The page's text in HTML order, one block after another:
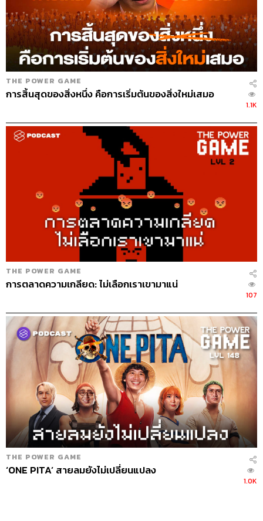
THE POWER GAME
การสิ้นสุดของสิ่งหนึ่ง คือการเริ่มต้นของสิ่งใหม่เสมอ
1.1K
THE POWER GAME
การตลาดความเกลียด: ไม่เลือกเราเขามาแน่
107
THE POWER GAME
‘ONE PITA’ สายลมยังไม่เปลี่ยนแปลง
1.0K